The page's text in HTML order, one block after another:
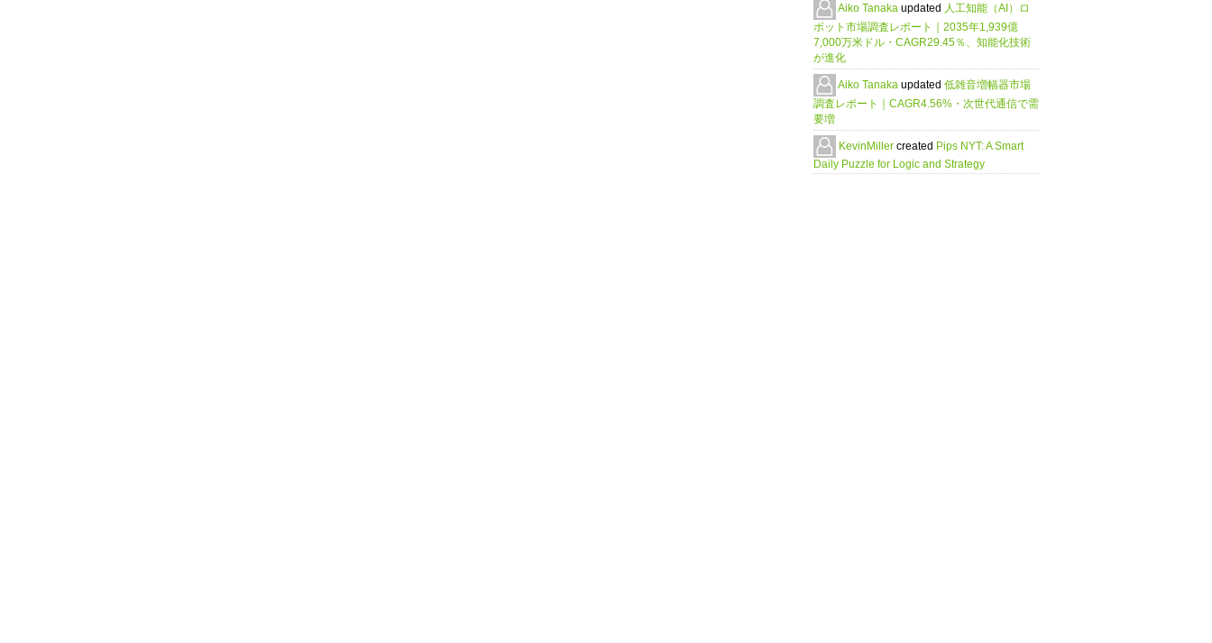
Aiko Tanaka updated 人工知能（AI）ロ
ボット市場調査レポート｜2035年1,939億
7,000万米ドル・CAGR29.45％、知能化技術
が進化
Aiko Tanaka updated 低雑音増幅器市場
調査レポート｜CAGR4.56%・次世代通信で需
要増
KevinMiller created Pips NYT: A Smart
Daily Puzzle for Logic and Strategy